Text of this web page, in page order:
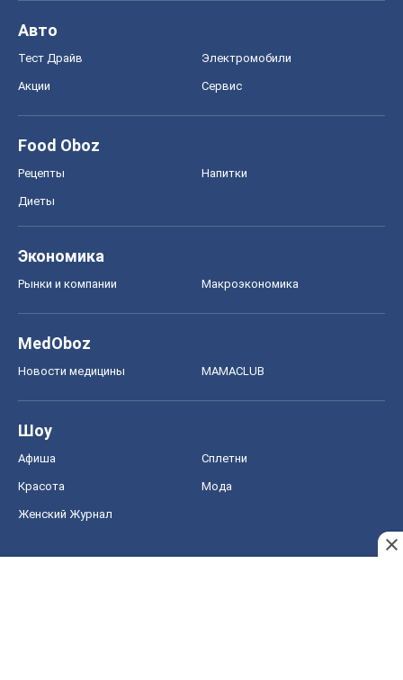
Авто
Тест Драйв Электромобили
Акции Сервис
Food Oboz
Рецепты Напитки
Диеты
Экономика
Рынки и компании Mакроэкономика
MedOboz
Новости медицины MAMACLUB
Шоу
Афиша Сплетни
Красота Мода
Женский Журнал